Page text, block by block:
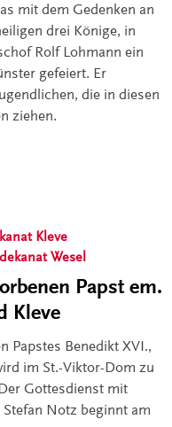
mit dem Gedenken an
drei Könige, in
Rolf Lohmann ein
gefeiert. Er
die in diesen
ziehen.
Kleve
Wesel
Papst em.
Kleve
Papstes Benedikt XVI.,
im St.-Viktor-Dom zu
Gottesdienst mit
Notz beginnt am